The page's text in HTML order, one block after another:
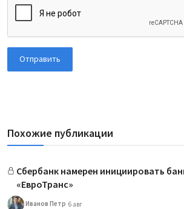
Отправить
Похожие публикации
Сбербанк намерен инициировать
«ЕвроТранс»
Иванов Петр 6 авг